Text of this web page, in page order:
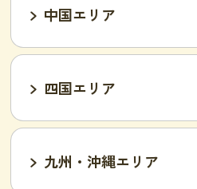
池袋西口店
吉祥寺駅前店
小岩駅前店
小山店
富山インター店
甲府中央店
岐阜可児店
明石駅前店
東加古川店
姫路店
中国エリア
岡山駅前店 岡山東店
四国エリア
九州・沖縄エリア